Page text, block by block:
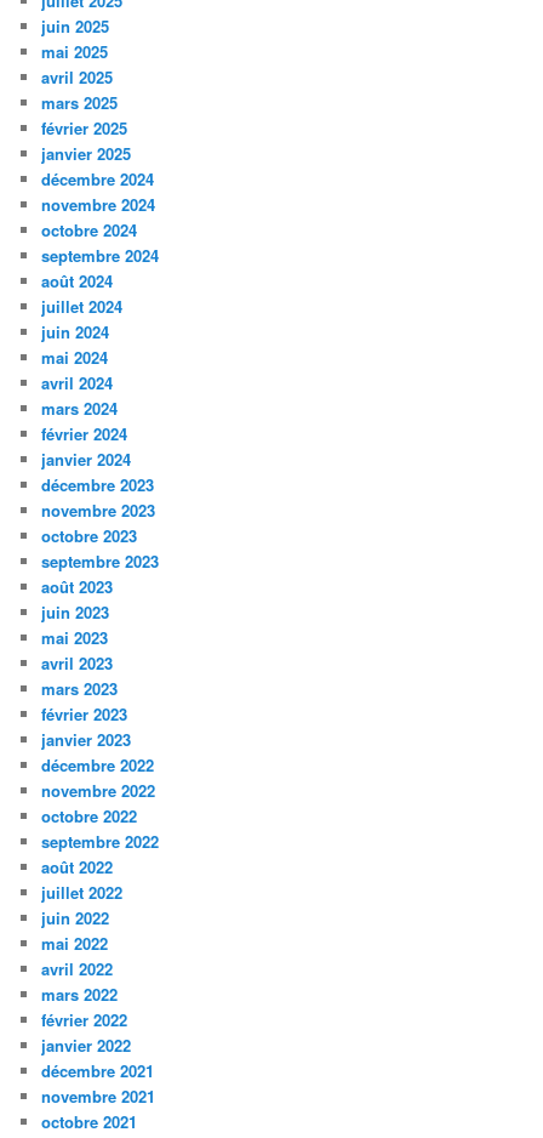
juin 2025
mai 2025
avril 2025
mars 2025
février 2025
janvier 2025
décembre 2024
novembre 2024
octobre 2024
septembre 2024
août 2024
juillet 2024
juin 2024
mai 2024
avril 2024
mars 2024
février 2024
janvier 2024
décembre 2023
novembre 2023
octobre 2023
septembre 2023
août 2023
juin 2023
mai 2023
avril 2023
mars 2023
février 2023
janvier 2023
décembre 2022
novembre 2022
octobre 2022
septembre 2022
août 2022
juillet 2022
juin 2022
mai 2022
avril 2022
mars 2022
février 2022
janvier 2022
décembre 2021
novembre 2021
octobre 2021